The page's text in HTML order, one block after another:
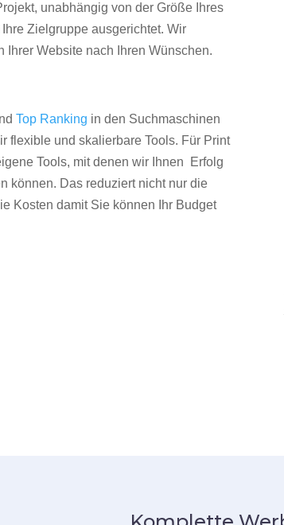
unabhängig von der Größe Ihres
Zielgruppe ausgerichtet. Wir
Ihrer Website nach Ihren Wünschen.
Top Ranking in den Suchmaschinen
flexible und skalierbare Tools. Für Print
Tools, mit denen wir Ihnen Erfolg
können. Das reduziert nicht nur die
Kosten damit Sie können Ihr Budget